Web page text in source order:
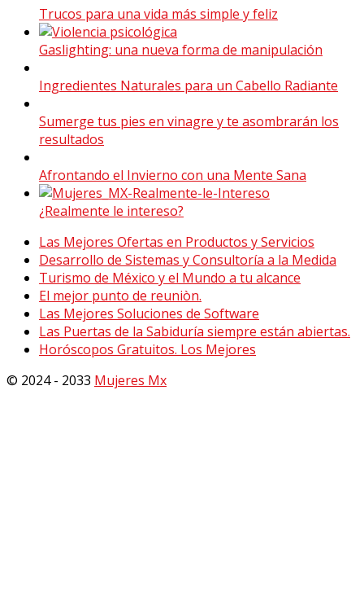
Trucos para una vida más simple y feliz
Gaslighting: una nueva forma de manipulación
Ingredientes Naturales para un Cabello Radiante
Sumerge tus pies en vinagre y te asombrarán los
resultados
Afrontando el Invierno con una Mente Sana
¿Realmente le intereso?
Las Mejores Ofertas en Productos y Servicios
Desarrollo de Sistemas y Consultoría a la Medida
Turismo de México y el Mundo a tu alcance
El mejor punto de reuniòn.
Las Mejores Soluciones de Software
Las Puertas de la Sabiduría siempre están abiertas.
Horóscopos Gratuitos. Los Mejores
© 2024 - 2033 Mujeres Mx